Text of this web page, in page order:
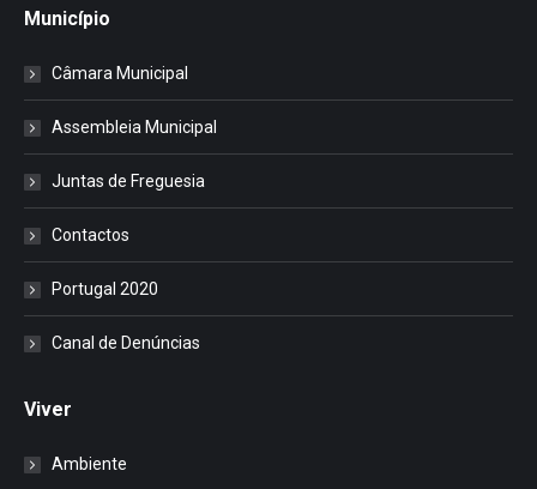
Município
Câmara Municipal
Assembleia Municipal
Juntas de Freguesia
Contactos
Portugal 2020
Canal de Denúncias
Viver
Ambiente